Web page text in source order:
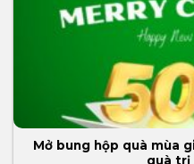
Mở bung hộp quà mùa
quà trị